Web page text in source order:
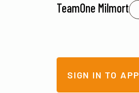
TeamOne Milmort
SIGN IN TO